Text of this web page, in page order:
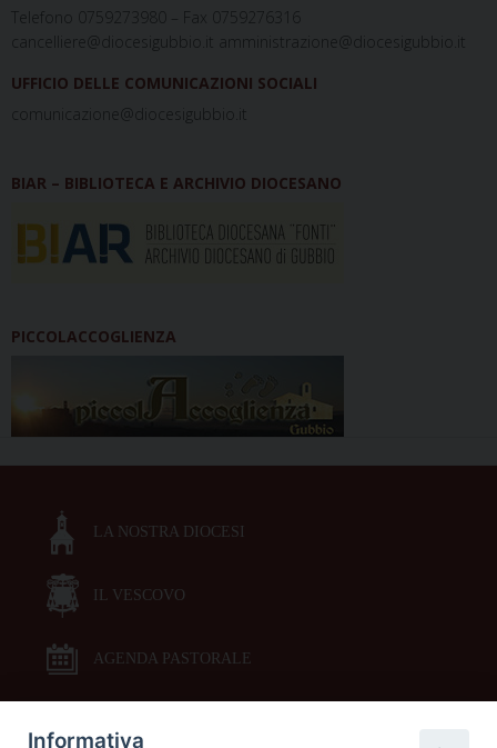
Telefono 0759273980 – Fax 0759276316
cancelliere@diocesigubbio.it amministrazione@diocesigubbio.it
UFFICIO DELLE COMUNICAZIONI SOCIALI
comunicazione@diocesigubbio.it
BIAR – BIBLIOTECA E ARCHIVIO DIOCESANO
PICCOLACCOGLIENZA
LA NOSTRA DIOCESI
IL VESCOVO
AGENDA PASTORALE
Informativa